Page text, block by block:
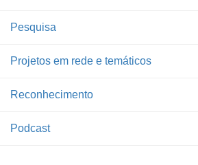
Pesquisa
Projetos em rede e temáticos
Reconhecimento
Podcast